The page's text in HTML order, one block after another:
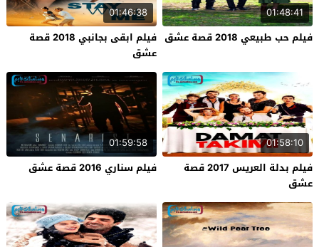
01:48:41
فيلم حب طبيعي 2018 قصة عشق
01:46:38
فيلم ابقى بجانبي 2018 قصة
عشق
01:58:10
فيلم بدلة العريس 2017 قصة
عشق
01:59:58
فيلم سناري 2016 قصة عشق